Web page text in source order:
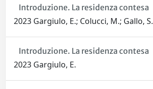
Introduzione. La residenza contesa
2023 Gargiulo, E.; Colucci, M.; Gallo, S.
Introduzione. La residenza contesa
2023 Gargiulo, E.